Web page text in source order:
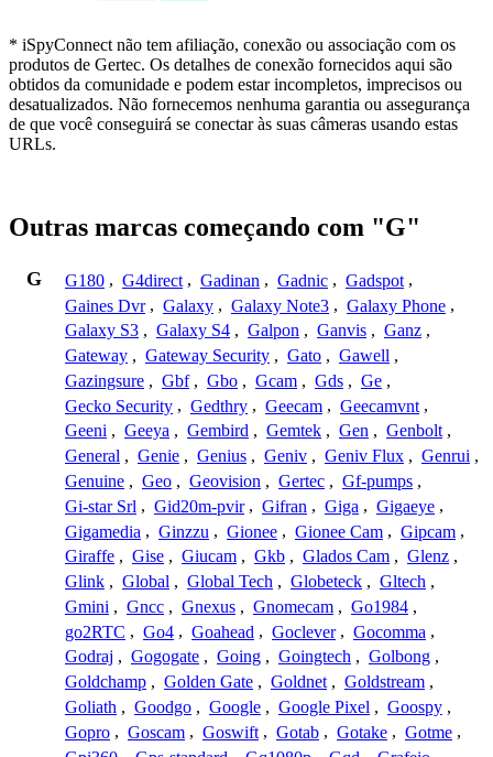
* iSpyConnect não tem afiliação, conexão ou associação com os
produtos de Gertec. Os detalhes de conexão fornecidos aqui são
obtidos da comunidade e podem estar incompletos, imprecisos ou
desatualizados. Não fornecemos nenhuma garantia ou assegurança
de que você conseguirá se conectar às suas câmeras usando estas
URLs.
Outras marcas começando com "G"
G G180 , G4direct , Gadinan , Gadnic , Gadspot ,
Gaines Dvr , Galaxy , Galaxy Note3 , Galaxy Phone ,
Galaxy S3 , Galaxy S4 , Galpon , Ganvis , Ganz ,
Gateway , Gateway Security , Gato , Gawell ,
Gazingsure , Gbf , Gbo , Gcam , Gds , Ge ,
Gecko Security , Gedthry , Geecam , Geecamvnt ,
Geeni , Geeya , Gembird , Gemtek , Gen , Genbolt ,
General , Genie , Genius , Geniv , Geniv Flux , Genrui ,
Genuine , Geo , Geovision , Gertec , Gf-pumps ,
Gi-star Srl , Gid20m-pvir , Gifran , Giga , Gigaeye ,
Gigamedia , Ginzzu , Gionee , Gionee Cam , Gipcam ,
Giraffe , Gise , Giucam , Gkb , Glados Cam , Glenz ,
Glink , Global , Global Tech , Globeteck , Gltech ,
Gmini , Gncc , Gnexus , Gnomecam , Go1984 ,
go2RTC , Go4 , Goahead , Goclever , Gocomma ,
Godraj , Gogogate , Going , Goingtech , Golbong ,
Goldchamp , Golden Gate , Goldnet , Goldstream ,
Goliath , Goodgo , Google , Google Pixel , Goospy ,
Gopro , Goscam , Goswift , Gotab , Gotake , Gotme ,